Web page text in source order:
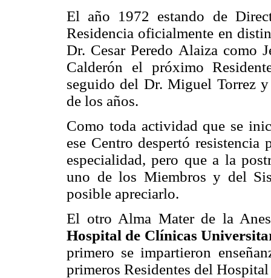
El año 1972 estando de
Residencia oficialmente en
Dr. Cesar Peredo Alaiza como
Calderón el próximo
seguido del Dr. Miguel Torrez
de los años.
Como toda actividad que se
ese Centro despertó
especialidad, pero que a la
uno de los Miembros y del
posible apreciarlo.
El otro Alma Mater de la
Hospital de Clínicas
primero se impartieron
primeros Residentes del